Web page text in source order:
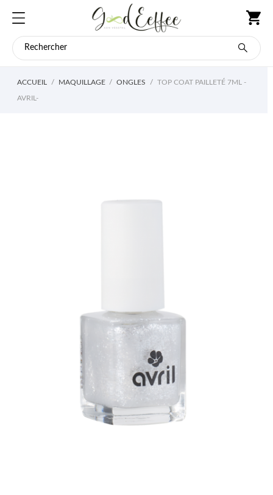
ACCUEIL MAQUILLAGE ONGLES TOP COAT PAILLETÉ 7ML -
AVRIL-